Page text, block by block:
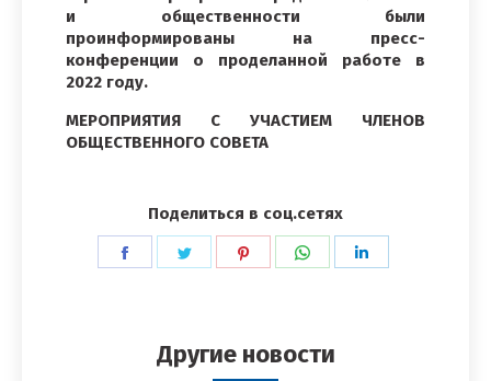
и общественности были
проинформированы на пресс-
конференции о проделанной работе в
2022 году.
МЕРОПРИЯТИЯ С УЧАСТИЕМ ЧЛЕНОВ
ОБЩЕСТВЕННОГО СОВЕТА
Поделиться в соц.сетях
ПоделитьсяПоделитьсяПоделитьсяПоделиться
Другие новости